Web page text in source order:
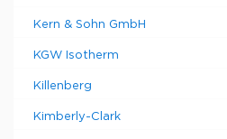
Kern & Sohn GmbH
KGW Isotherm
Killenberg
Kimberly-Clark